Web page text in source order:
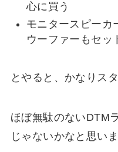
心に買う
モニタースピーカ
ウーファーもセッ
とやると、かなりス
ほぼ無駄のないDTM
じゃないかなと思いま